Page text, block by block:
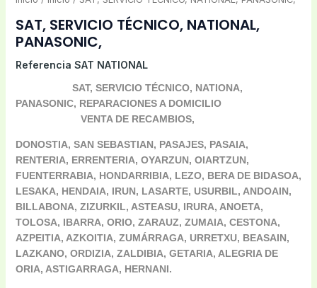
SAT, SERVICIO TÉCNICO, NATIONAL,
PANASONIC,
Referencia SAT NATIONAL
SAT, SERVICIO TÉCNICO, NATIONA,
PANASONIC, REPARACIONES A DOMICILIO
VENTA DE RECAMBIOS,
DONOSTIA, SAN SEBASTIAN, PASAJES, PASAIA,
RENTERIA, ERRENTERIA, OYARZUN, OIARTZUN,
FUENTERRABIA, HONDARRIBIA, LEZO, BERA DE BIDASOA,
LESAKA, HENDAIA, IRUN, LASARTE, USURBIL, ANDOAIN,
BILLABONA, ZIZURKIL, ASTEASU, IRURA, ANOETA,
TOLOSA, IBARRA, ORIO, ZARAUZ, ZUMAIA, CESTONA,
AZPEITIA, AZKOITIA, ZUMÁRRAGA, URRETXU, BEASAIN,
LAZKANO, ORDIZIA, ZALDIBIA, GETARIA, ALEGRIA DE
ORIA, ASTIGARRAGA, HERNANI.